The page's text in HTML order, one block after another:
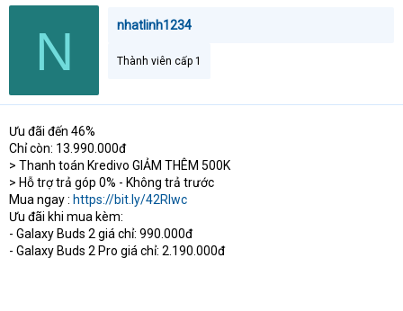
N nhatlinh1234
Thành viên cấp 1
Ưu đãi đến 46%
Chỉ còn: 13.990.000đ
> Thanh toán Kredivo GIẢM THÊM 500K
> Hỗ trợ trả góp 0% - Không trả trước
Mua ngay : https://bit.ly/42RIwc
Ưu đãi khi mua kèm:
- Galaxy Buds 2 giá chỉ: 990.000đ
- Galaxy Buds 2 Pro giá chỉ: 2.190.000đ